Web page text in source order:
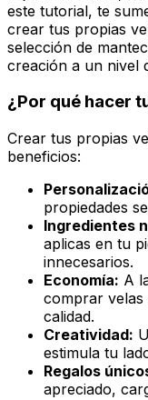
este tutorial, te
crear tus propias
selección de
creación a un nivel
¿Por qué hacer
Crear tus propias
beneficios:
propiedades
Ingredientes
aplicas en tu
innecesarios.
Economía: A
comprar velas
calidad.
Creatividad:
estimula tu
Regalos
apreciado,